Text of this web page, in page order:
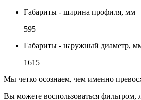
Габариты - ширина профиля, мм
595
Габариты - наружный диаметр,
1615
Мы четко осознаем, чем именно
Вы можете воспользоваться фильтром,